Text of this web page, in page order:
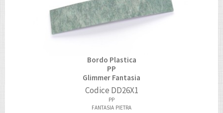
Bordo Plastica
PP
Glimmer Fantasia
Codice DD26X1
PP
FANTASIA PIETRA